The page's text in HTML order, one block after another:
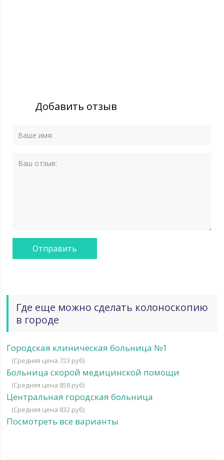
Добавить отзыв
Где еще можно сделать колоноскопию
в городе
Городская клиническая больница №1
(Средняя цена 723 руб)
Больница скорой медицинской помощи
(Средняя цена 858 руб)
Центральная городская больница
(Средняя цена 832 руб)
Посмотреть все варианты